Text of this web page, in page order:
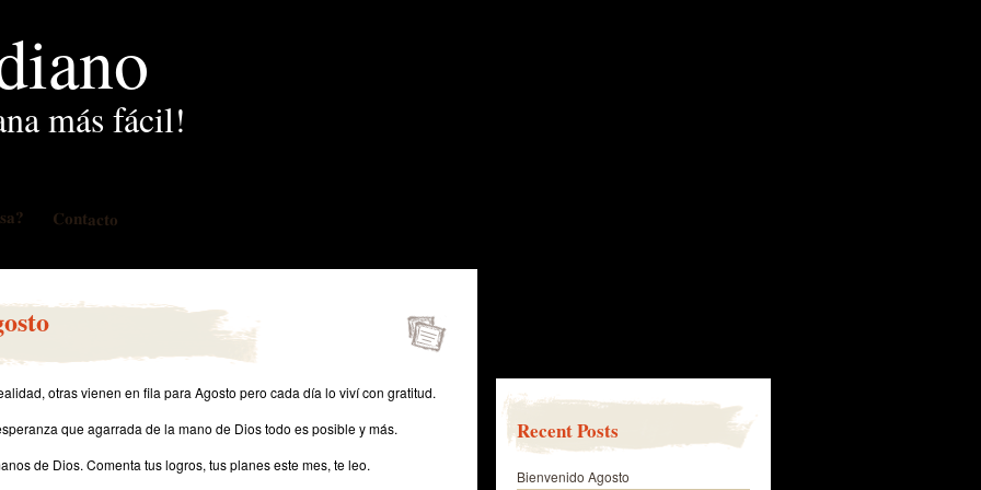
más fácil!
Contacto
otras vienen en fila para Agosto pero cada día lo viví con gratitud.
que agarrada de la mano de Dios todo es posible y más.
de Dios. Comenta tus logros, tus planes este mes, te leo.
Recent Posts
Bienvenido Agosto